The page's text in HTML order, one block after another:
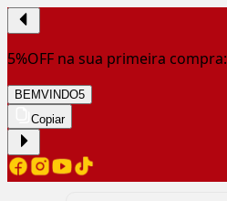
5%OFF na sua primeira compra:
BEMVINDO5
Copiar